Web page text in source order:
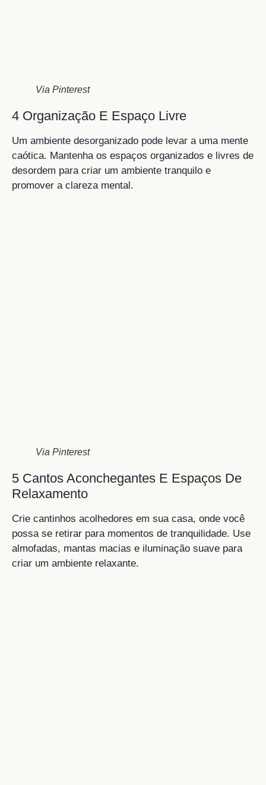
Via Pinterest
4 Organização E Espaço Livre
Um ambiente desorganizado pode levar a uma mente
caótica. Mantenha os espaços organizados e livres de
desordem para criar um ambiente tranquilo e
promover a clareza mental.
Via Pinterest
5 Cantos Aconchegantes E Espaços De
Relaxamento
Crie cantinhos acolhedores em sua casa, onde você
possa se retirar para momentos de tranquilidade. Use
almofadas, mantas macias e iluminação suave para
criar um ambiente relaxante.